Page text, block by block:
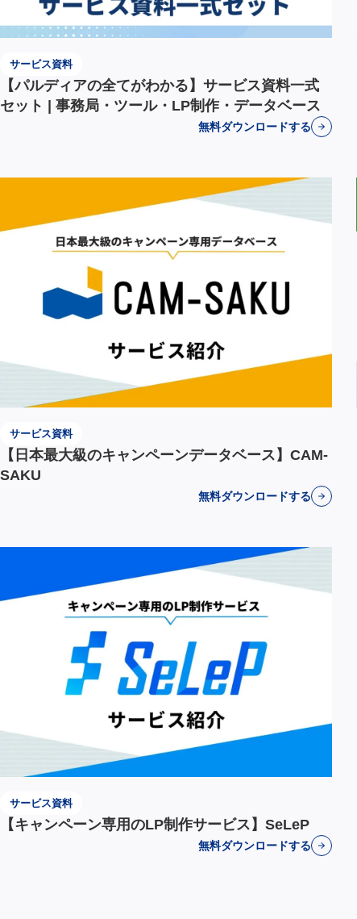
サービス資料
【パルディアの全てがわかる】サービス資料一式
セット | 事務局・ツール・LP制作・データベース
無料ダウンロードする
サービス資料
【日本最大級のキャンペーンデータベース】CAM-
SAKU
無料ダウンロードする
サービス資料
【キャンペーン専用のLP制作サービス】SeLeP
無料ダウンロードする